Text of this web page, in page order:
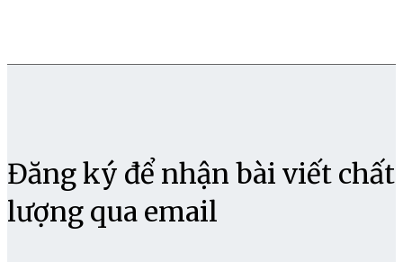
Đăng ký để nhận bài viết chất
lượng qua email